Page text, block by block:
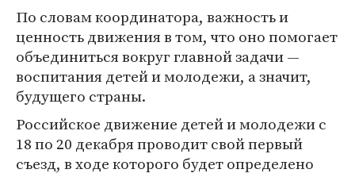
По словам координатора, важность и
ценность движения в том, что оно помогает
объединиться вокруг главной задачи —
воспитания детей и молодежи, а значит,
будущего страны.
Российское движение детей и молодежи с
18 по 20 декабря проводит свой первый
съезд, в ходе которого будет определено